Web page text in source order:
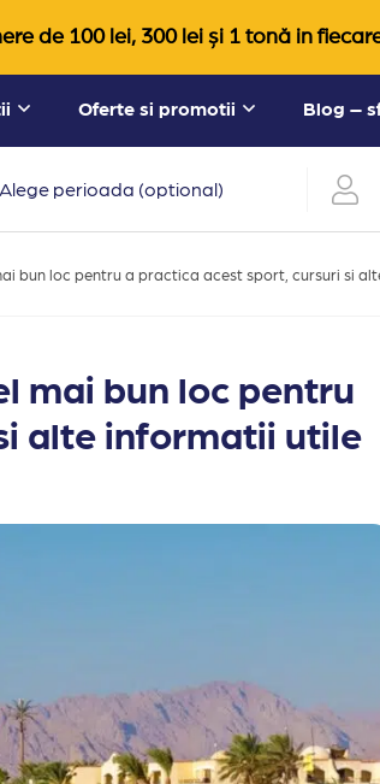
de 100 lei, 300 lei și 1 tonă in
Oferte si promotii Blog –
Alege perioada (optional)
bun loc pentru a practica acest sport, cursuri si
mai bun loc pentru
alte informatii utile